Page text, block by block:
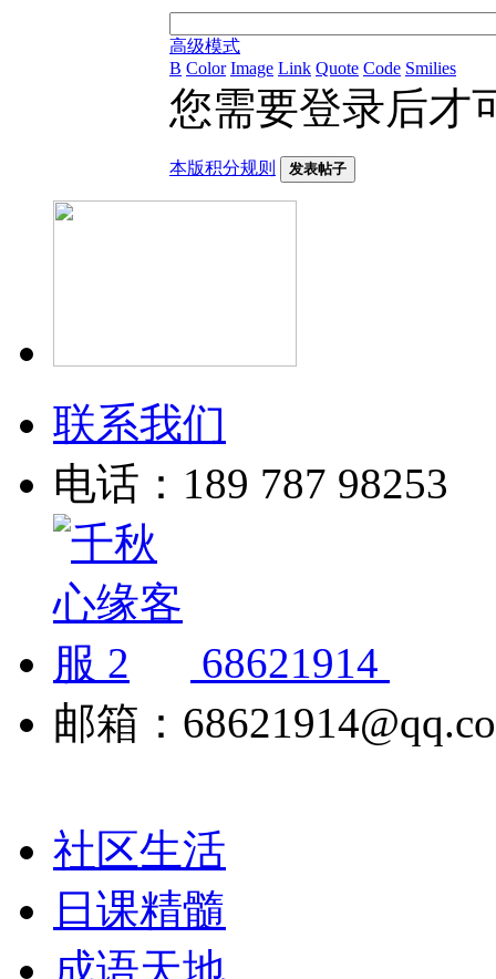
高级模式
B Color Image Link Quote Code Smilies
您需要登录后才
本版积分规则 发表帖子
联系我们
电话：189 787 98253
68621914
邮箱：
社区生活
日课精髓